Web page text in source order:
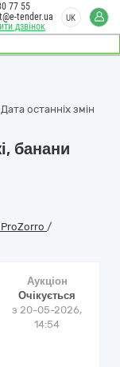
дзвінок
77 55
tender.ua
UK
останніх змін
банани
ProZorro /
Аукціон
Очікується
з20-05-2026,
14:54